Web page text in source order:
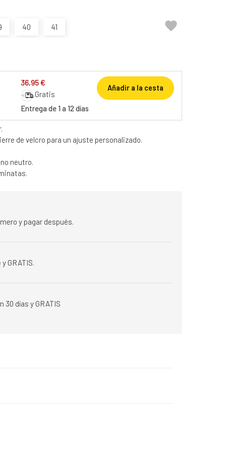
40 41 
36,95 €
Gratis
Entrega de 1 a 12 días
Añadir a la cesta
de velcro para un ajuste personalizado.
neutro.
y pagar después.
GRATIS.
30 días y GRATIS